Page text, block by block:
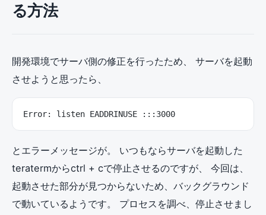
る方法
開発環境でサーバ側の修正を行ったため、 サーバを起動
させようと思ったら、
Error: listen EADDRINUSE :::3000
とエラーメッセージが。 いつもならサーバを起動した
teratermからctrl + cで停止させるのですが、 今回は、
起動させた部分が見つからないため、バックグラウンド
で動いているようです。 プロセスを調べ、停止させまし